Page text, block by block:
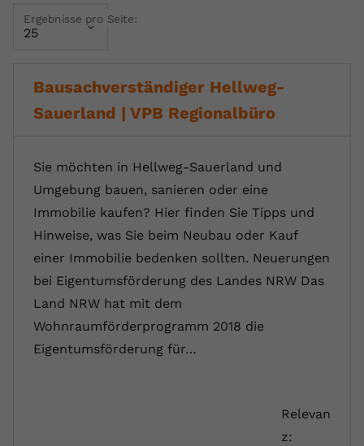
Ergebnisse pro Seite:
Bausachverständiger Hellweg-
Sauerland | VPB Regionalbüro
Sie möchten in Hellweg-Sauerland und
Umgebung bauen, sanieren oder eine
Immobilie kaufen? Hier finden Sie Tipps und
Hinweise, was Sie beim Neubau oder Kauf
einer Immobilie bedenken sollten. Neuerungen
bei Eigentumsförderung des Landes NRW Das
Land NRW hat mit dem
Wohnraumförderprogramm 2018 die
Eigentumsförderung für…
Relevan
z:
Name yt.innertube::requests
Laufzeit Session
Zweck
Daten darüber zu speichern, welche
Videos von YouTube der Nutzer
Name yt.innertube::nextId
Anbieter Youtube.com
Laufzeit Session
Dieser von YouTube gesetzte Cookie
Videos von YouTube der Nutzer